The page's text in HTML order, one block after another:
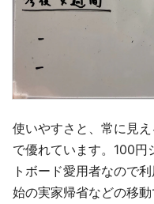
使いやすさと、常に見
で優れています。100円
トボード愛用者なので
始の実家帰省などの移